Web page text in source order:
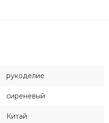
рукоделие
сиреневый
Китай